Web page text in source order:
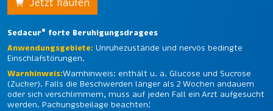
Jetzt kaufen
Sedacur® forte Beruhigungsdragees
Anwendungsgebiete: Unruhezustände und nervös bedingte
Einschlafstörungen.
Warnhinweis:Warnhinweis: enthält u. a. Glucose und Sucrose
(Zucker). Falls die Beschwerden länger als 2 Wochen andauern
oder sich verschlimmern, muss auf jeden Fall ein Arzt aufgesucht
werden. Packungsbeilage beachten!